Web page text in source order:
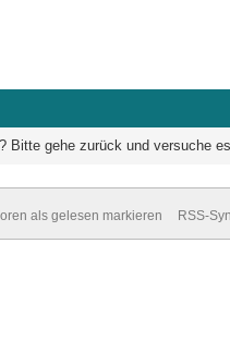
Bitte gehe zurück und versuche
als gelesen markieren RSS-